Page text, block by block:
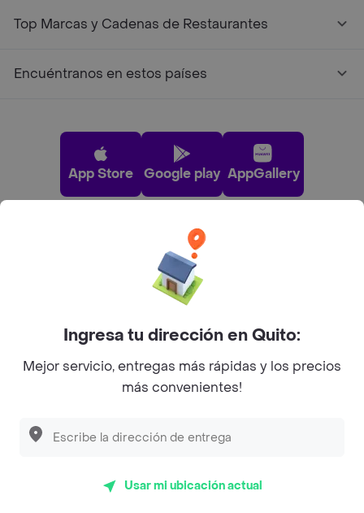
Top Marcas y Cadenas de Restaurantes
Encuéntranos en estos países
App Store Google play AppGallery
Pide tu comida favorita cerca de ti
2026 Rappi Inc. All rights reserved.
Ingresa tu dirección en Quito:
Mejor servicio, entregas más rápidas y los precios
más convenientes!
Usar mi ubicación actual